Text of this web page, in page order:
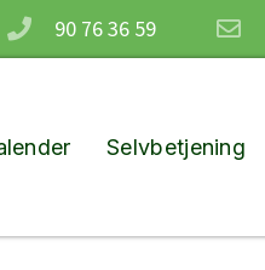
90 76 36 59
Selvbetjening